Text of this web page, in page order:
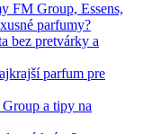
FM Group, Essens,
parfumy?
bez pretvárky a
parfum pre
a tipy na